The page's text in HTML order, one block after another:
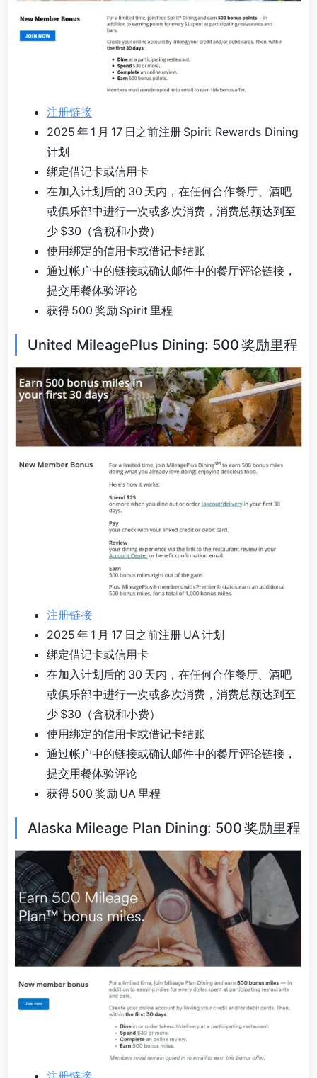
注册链接
2025 年 1 月 17 日之前注册 Spirit Rewards Dining
计划
绑定借记卡或信用卡
在加入计划后的 30 天内，在任何合作餐厅、酒吧
或俱乐部中进行一次或多次消费，消费总额达到至
少 $30（含税和小费）
使用绑定的信用卡或借记卡结账
通过帐户中的链接或确认邮件中的餐厅评论链接，
提交用餐体验评论
获得 500 奖励 Spirit 里程
United MileagePlus Dining: 500 奖励里程
注册链接
2025 年 1 月 17 日之前注册 UA 计划
绑定借记卡或信用卡
在加入计划后的 30 天内，在任何合作餐厅、酒吧
或俱乐部中进行一次或多次消费，消费总额达到至
少 $30（含税和小费）
使用绑定的信用卡或借记卡结账
通过帐户中的链接或确认邮件中的餐厅评论链接，
提交用餐体验评论
获得 500 奖励 UA 里程
Alaska Mileage Plan Dining: 500 奖励里程